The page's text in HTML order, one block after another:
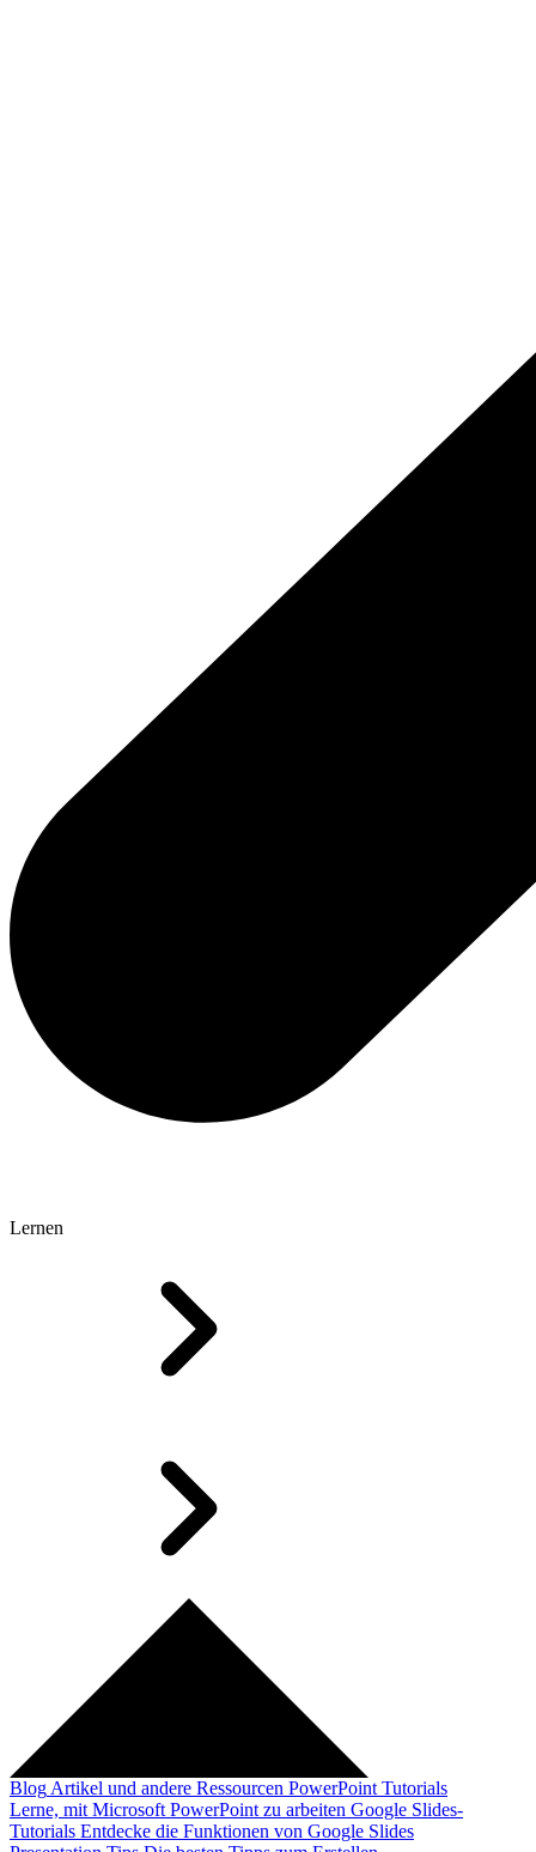
Lernen
Blog Artikel und andere Ressourcen PowerPoint Tutorials
Lerne, mit Microsoft PowerPoint zu arbeiten Google Slides-
Tutorials Entdecke die Funktionen von Google Slides